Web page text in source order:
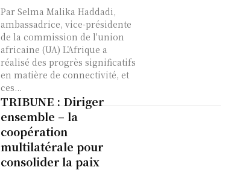
Par Selma Malika Haddadi,
ambassadrice, vice-présidente
de la commission de l'union
africaine (UA) L’Afrique a
réalisé des progrès significatifs
en matière de connectivité, et
ces...
TRIBUNE : Diriger
ensemble – la
coopération
multilatérale pour
consolider la paix